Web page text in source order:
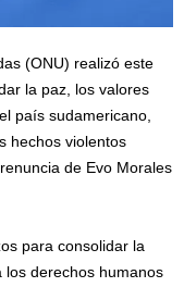
(ONU) realizó este
la paz, los valores
país sudamericano,
hechos violentos
de Evo Morales
para consolidar la
los derechos humanos